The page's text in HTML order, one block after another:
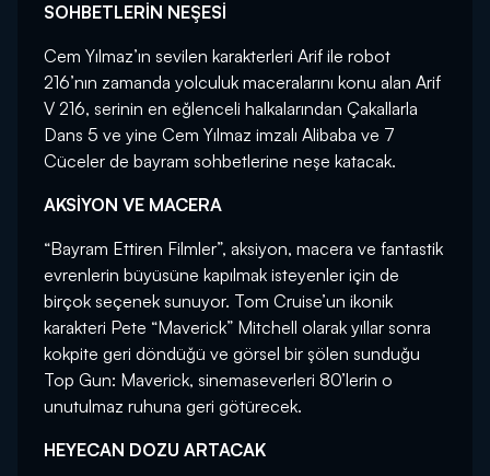
SOHBETLERİN NEŞESİ
Cem Yılmaz’ın sevilen karakterleri Arif ile robot
216’nın zamanda yolculuk maceralarını konu alan Arif
V 216, serinin en eğlenceli halkalarından Çakallarla
Dans 5 ve yine Cem Yılmaz imzalı Alibaba ve 7
Cüceler de bayram sohbetlerine neşe katacak.
AKSİYON VE MACERA
“Bayram Ettiren Filmler”, aksiyon, macera ve fantastik
evrenlerin büyüsüne kapılmak isteyenler için de
birçok seçenek sunuyor. Tom Cruise’un ikonik
karakteri Pete “Maverick” Mitchell olarak yıllar sonra
kokpite geri döndüğü ve görsel bir şölen sunduğu
Top Gun: Maverick, sinemaseverleri 80’lerin o
unutulmaz ruhuna geri götürecek.
HEYECAN DOZU ARTACAK